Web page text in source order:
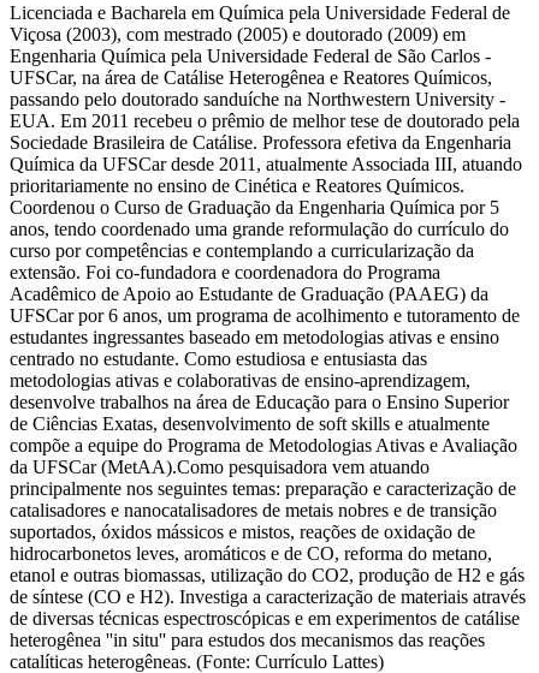
Licenciada e Bacharela em Química pela Universidade Federal de
Viçosa (2003), com mestrado (2005) e doutorado (2009) em
Engenharia Química pela Universidade Federal de São Carlos -
UFSCar, na área de Catálise Heterogênea e Reatores Químicos,
passando pelo doutorado sanduíche na Northwestern University -
EUA. Em 2011 recebeu o prêmio de melhor tese de doutorado pela
Sociedade Brasileira de Catálise. Professora efetiva da Engenharia
Química da UFSCar desde 2011, atualmente Associada III, atuando
prioritariamente no ensino de Cinética e Reatores Químicos.
Coordenou o Curso de Graduação da Engenharia Química por 5
anos, tendo coordenado uma grande reformulação do currículo do
curso por competências e contemplando a curricularização da
extensão. Foi co-fundadora e coordenadora do Programa
Acadêmico de Apoio ao Estudante de Graduação (PAAEG) da
UFSCar por 6 anos, um programa de acolhimento e tutoramento de
estudantes ingressantes baseado em metodologias ativas e ensino
centrado no estudante. Como estudiosa e entusiasta das
metodologias ativas e colaborativas de ensino-aprendizagem,
desenvolve trabalhos na área de Educação para o Ensino Superior
de Ciências Exatas, desenvolvimento de soft skills e atualmente
compõe a equipe do Programa de Metodologias Ativas e Avaliação
da UFSCar (MetAA).Como pesquisadora vem atuando
principalmente nos seguintes temas: preparação e caracterização de
catalisadores e nanocatalisadores de metais nobres e de transição
suportados, óxidos mássicos e mistos, reações de oxidação de
hidrocarbonetos leves, aromáticos e de CO, reforma do metano,
etanol e outras biomassas, utilização do CO2, produção de H2 e gás
de síntese (CO e H2). Investiga a caracterização de materiais através
de diversas técnicas espectroscópicas e em experimentos de catálise
heterogênea ''in situ'' para estudos dos mecanismos das reações
catalíticas heterogêneas. (Fonte: Currículo Lattes)